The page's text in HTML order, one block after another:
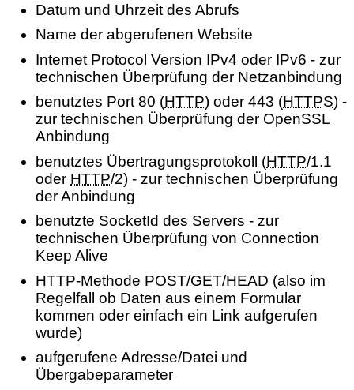
Datum und Uhrzeit des Abrufs
Name der abgerufenen Website
Internet Protocol Version IPv4 oder IPv6 - zur
technischen Überprüfung der Netzanbindung
benutztes Port 80 (HTTP) oder 443 (HTTPS) -
zur technischen Überprüfung der OpenSSL
Anbindung
benutztes Übertragungsprotokoll (HTTP/1.1
oder HTTP/2) - zur technischen Überprüfung
der Anbindung
benutzte SocketId des Servers - zur
technischen Überprüfung von Connection
Keep Alive
HTTP-Methode POST/GET/HEAD (also im
Regelfall ob Daten aus einem Formular
kommen oder einfach ein Link aufgerufen
wurde)
aufgerufene Adresse/Datei und
Übergabeparameter